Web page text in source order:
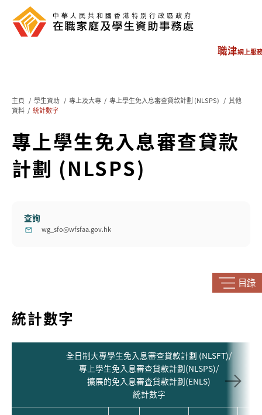
職津網上服
主頁 / 學生資助 / 專上及大專 / 專上學生免入息審查貸款計劃 (NLSPS) / 其他
資料 / 統計數字
專上學生免入息審查貸款
計劃 (NLSPS)
查詢
wg_sfo@wfsfaa.gov.hk
目錄
統計數字
全日制大專學生免入息審查貸款計劃 (NLSFT)/
專上學生免入息審查貸款計劃(NLSPS)/
擴展的免入息審査貸款計劃(ENLS)
統計數字